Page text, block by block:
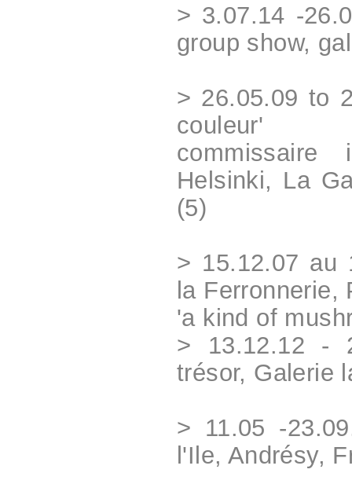
> 3.07.14 -
group show,
> 26.05.09 to
couleur'
Helsinki, La
(5)
> 15.12.07 au
la Ferronnerie,
'a kind of
> 13.12.12 -
trésor, Galerie
> 11.05 -
l'Ile, Andrésy,